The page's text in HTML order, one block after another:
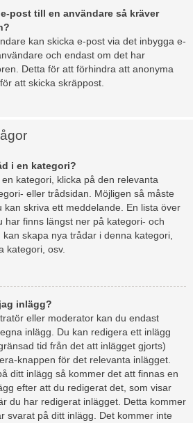
post till en användare så kräver
kan skicka e-post via det inbygga e-
och endast om det har
Detta för att förhindra att anonyma
att skicka skräppost.
i en kategori?
kategori, klicka på den relevanta
eller trådsidan. Möjligen så måste
skriva ett meddelande. En lista över
har finns längst ner på kategori- och
skapa nya trådar i denna kategori,
kategori, osv.
inlägg?
eller moderator kan du endast
inlägg. Du kan redigera ett inlägg
tid från det att inlägget gjorts)
knappen för det relevanta inlägget.
ditt inlägg så kommer det att finnas en
efter att du redigerat det, som visar
du har redigerat inlägget. Detta kommer
svarat på ditt inlägg. Det kommer inte